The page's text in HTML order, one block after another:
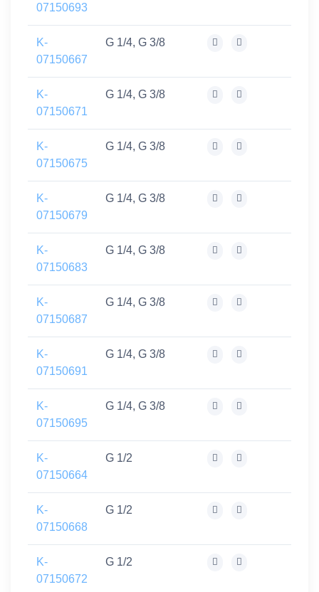
07150693
K-
07150667
G 1/4, G 3/8
K-
07150671
G 1/4, G 3/8
K-
07150675
G 1/4, G 3/8
K-
07150679
G 1/4, G 3/8
K-
07150683
G 1/4, G 3/8
K-
07150687
G 1/4, G 3/8
K-
07150691
G 1/4, G 3/8
K-
07150695
G 1/4, G 3/8
K-
07150664
G 1/2
K-
07150668
G 1/2
K-
07150672
G 1/2